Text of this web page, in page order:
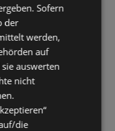
Sofern
der
werden,
auf
auswerten
nicht
die